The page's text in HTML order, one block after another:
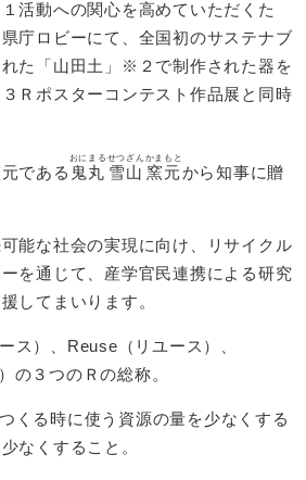
活動への関心を高めていただくた
庁ロビーにて、全国初のサステナブ
た「山田土」※２で制作された器を
Ｒポスターコンテスト作品展と同時
である 鬼丸
おにまる
雪山
せつざん
窯元
かまもと
から知事に贈
能な社会の実現に向け、リサイクル
を通じて、産学官民連携による研究
してまいります。
ス）、Reuse（リユース）、
の３つのＲの総称。
る時に使う資源の量を少なくする
なくすること。